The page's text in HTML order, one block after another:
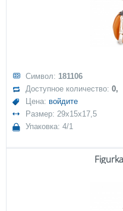
Символ: 181106
Доступное количество:0,
Цена: войдите
Размер: 29x15x17,5
Упаковка: 4/1